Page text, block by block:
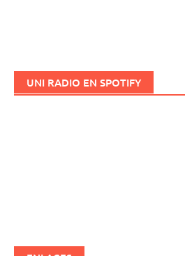
UNI RADIO EN SPOTIFY